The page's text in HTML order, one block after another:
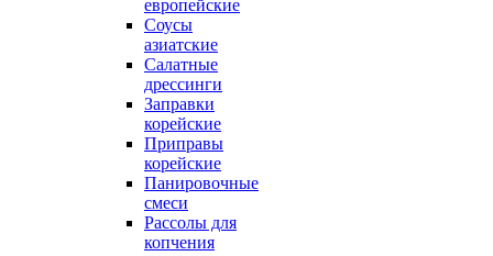
европейские
Соуcы
азиатские
Салатные
дрессинги
Заправки
корейские
Приправы
корейские
Панировочные
смеси
Рассолы для
копчения